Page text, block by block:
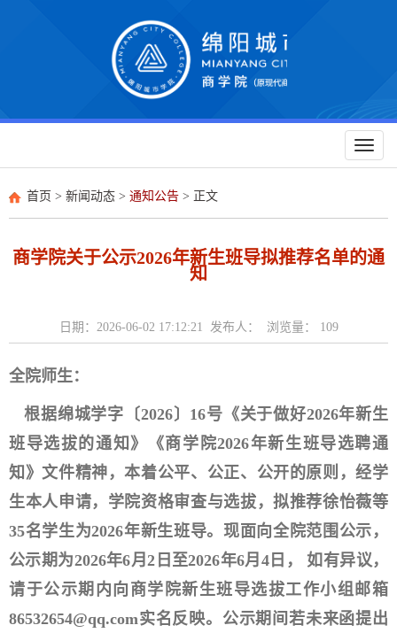
Toggle
首页 > 新闻动态 > 通知公告 > 正文
商学院关于公示2026年新生班导拟推荐名单的通
知
日期：2026-06-02 17:12:21 发布人： 浏览量： 109
全院师生：
根据绵城学字〔2026〕16号《关于做好2026年新生
班导选拔的通知》《商学院2026年新生班导选聘通
知》文件精神，本着公平、公正、公开的原则，经学
生本人申请，学院资格审查与选拔，拟推荐徐怡薇等
35名学生为2026年新生班导。现面向全院范围公示，
公示期为2026年6月2日至2026年6月4日， 如有异议，
请于公示期内向商学院新生班导选拔工作小组邮箱
86532654@qq.com实名反映。公示期间若未来函提出